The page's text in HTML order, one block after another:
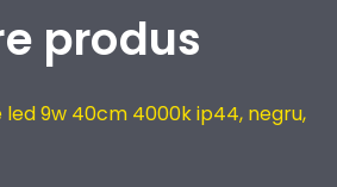
produs
9w 40cm 4000k ip44, negru,